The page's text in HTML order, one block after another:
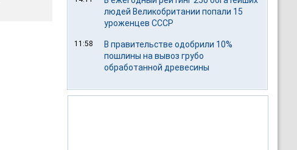
людей Великобритании попали 15
уроженцев СССР
11:58
В правительстве одобрили 10%
пошлины на вывоз грубо
обработанной древесины